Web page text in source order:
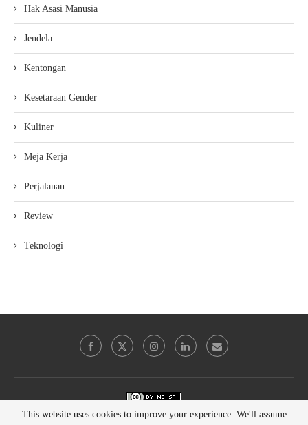
Hak Asasi Manusia
Jendela
Kentongan
Kesetaraan Gender
Kuliner
Meja Kerja
Perjalanan
Review
Teknologi
This work is licensed under a
Creative Commons Attribution-NonCommercial-
ShareAlike 4.0 International License.
This website uses cookies to improve your experience. We'll assume